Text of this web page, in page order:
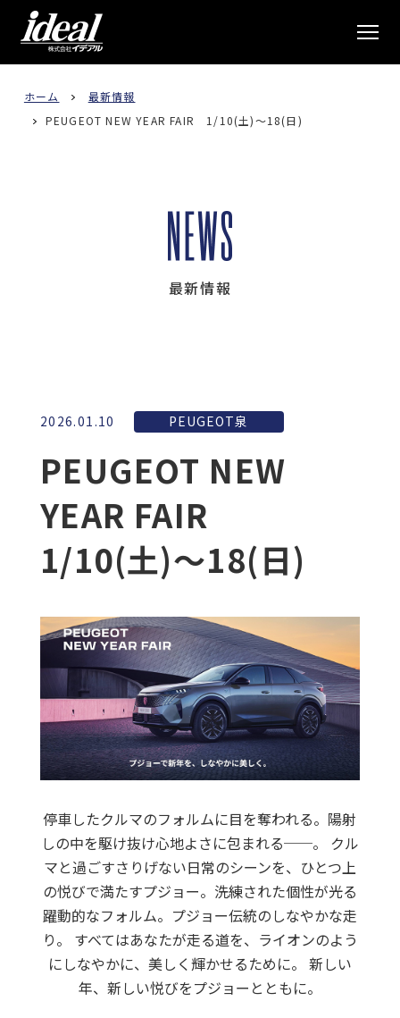
ホーム
最新情報
PEUGEOT NEW YEAR FAIR 1/10(土)〜18(日)
最新情報
2026.01.10 PEUGEOT泉
PEUGEOT NEW
YEAR FAIR
1/10(土)〜18(日)
停車したクルマのフォルムに目を奪われる。陽射
しの中を駆け抜け心地よさに包まれる──。 クル
マと過ごすさりげない日常のシーンを、ひとつ上
の悦びで満たすプジョー。洗練された個性が光る
躍動的なフォルム。プジョー伝統のしなやかな走
り。 すべてはあなたが走る道を、ライオンのよう
にしなやかに、美しく輝かせるために。 新しい
年、新しい悦びをプジョーとともに。